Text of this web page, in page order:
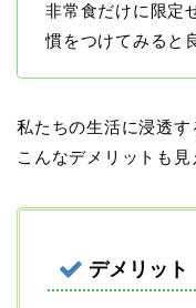
非常食だけに限定
慣をつけてみると
私たちの生活に浸透
こんなデメリットも見
デメリット